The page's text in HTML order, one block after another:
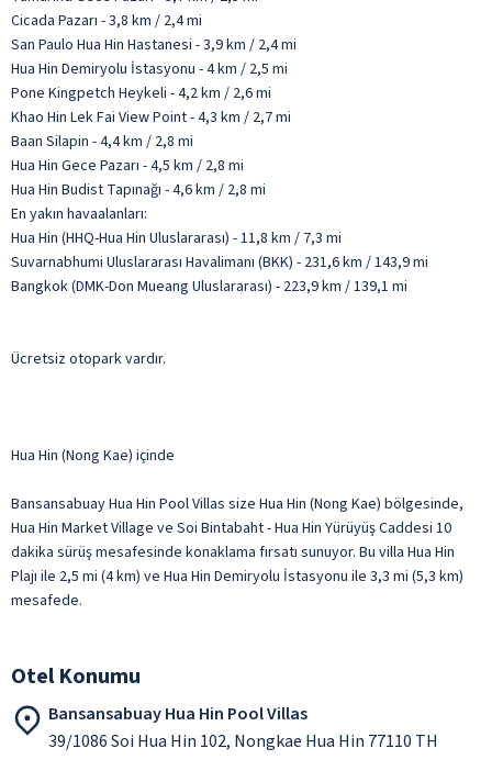
Cicada Pazarı - 3,8 km / 2,4 mi
San Paulo Hua Hin Hastanesi - 3,9 km / 2,4 mi
Hua Hin Demiryolu İstasyonu - 4 km / 2,5 mi
Pone Kingpetch Heykeli - 4,2 km / 2,6 mi
Khao Hin Lek Fai View Point - 4,3 km / 2,7 mi
Baan Silapin - 4,4 km / 2,8 mi
Hua Hin Gece Pazarı - 4,5 km / 2,8 mi
Hua Hin Budist Tapınağı - 4,6 km / 2,8 mi
En yakın havaalanları:
Hua Hin (HHQ-Hua Hin Uluslararası) - 11,8 km / 7,3 mi
Suvarnabhumi Uluslararası Havalimanı (BKK) - 231,6 km / 143,9 mi
Bangkok (DMK-Don Mueang Uluslararası) - 223,9 km / 139,1 mi
Ücretsiz otopark vardır.
Hua Hin (Nong Kae) içinde
Bansansabuay Hua Hin Pool Villas size Hua Hin (Nong Kae) bölgesinde,
Hua Hin Market Village ve Soi Bintabaht - Hua Hin Yürüyüş Caddesi 10
dakika sürüş mesafesinde konaklama fırsatı sunuyor. Bu villa Hua Hin
Plajı ile 2,5 mi (4 km) ve Hua Hin Demiryolu İstasyonu ile 3,3 mi (5,3 km)
mesafede.
Otel Konumu
Bansansabuay Hua Hin Pool Villas
39/1086 Soi Hua Hin 102, Nongkae Hua Hin 77110 TH